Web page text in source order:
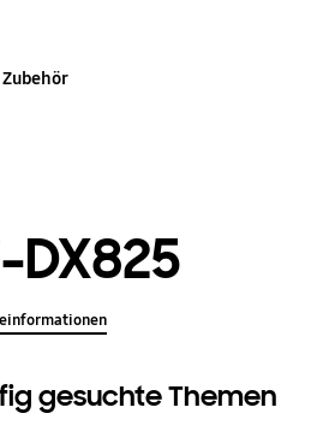
Zubehör
DX825
gesuchte Themen